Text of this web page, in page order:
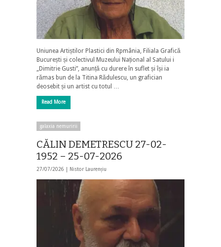
Uniunea Artiștilor Plastici din Rpmânia, Filiala Grafică
București și colectivul Muzeului Național al Satului i
„Dimitrie Gusti”, anunță cu durere în suflet și își ia
rămas bun de la Titina Rădulescu, un grafician
deosebit și un artist cu totul …
Read More
galaxia nemuririi
CĂLIN DEMETRESCU 27-02-
1952 – 25-07-2026
27/07/2026 | Nistor Laurențiu